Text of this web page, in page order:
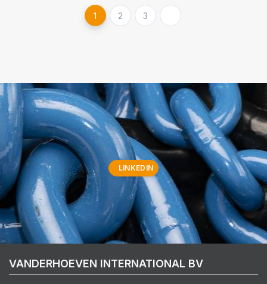
1 2 3
LINKEDIN
VANDERHOEVEN INTERNATIONAL BV